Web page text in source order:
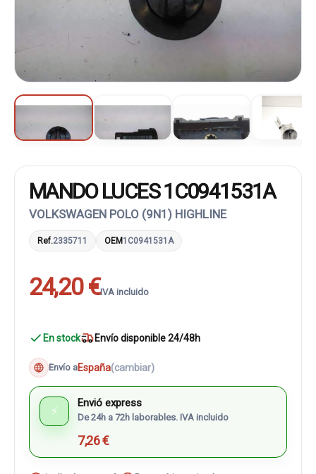
MANDO LUCES 1C0941531A
VOLKSWAGEN POLO (9N1) HIGHLINE
Ref.2335711 OEM1C0941531A
24,20 €IVA incluido
En stock Envío disponible 24/48h
Envío aEspaña(cambiar)
⚡
Envió express
De 24h a 72h laborables. IVA incluido
7,26 €